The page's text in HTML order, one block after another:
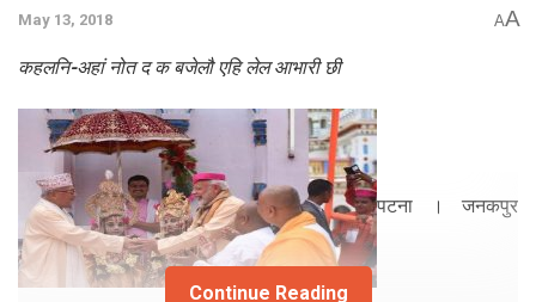
May 13, 2018 AA
कहलनि-अहां नोत द क बजेलौ एहि लेल आभारी छी
पटना । जनकपुर
Continue Reading